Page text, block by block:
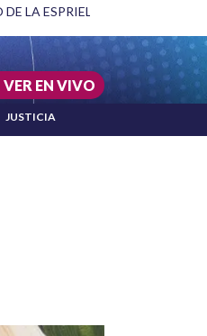
ENTRE ESTADOS UNIDOS E IRÁN
VER EN VIVO
JUSTICIA